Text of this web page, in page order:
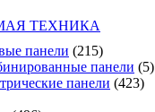
ТЕХНИКА
панели (215)
панели (5)
панели (423)